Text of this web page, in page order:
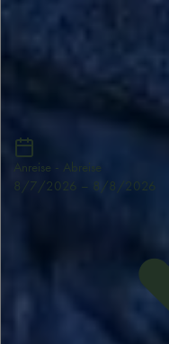
Anreise - Abreise
8/7/2026
– 8/8/2026